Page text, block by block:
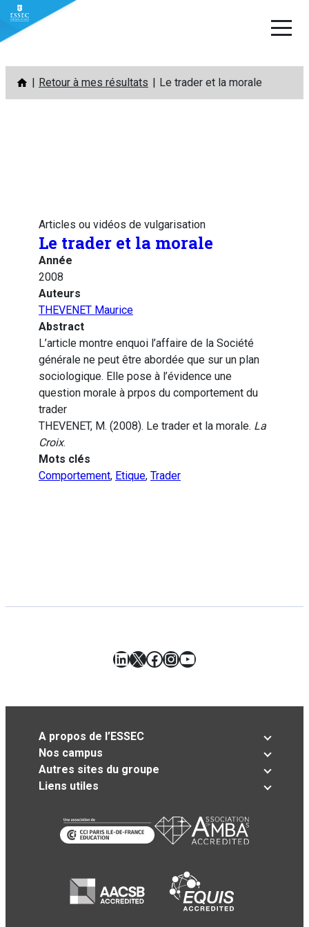
Aller
contenu
Retour à mes résultats Le trader et la morale
Articles ou vidéos de vulgarisation
Le trader et la morale
Année
2008
Auteurs
THEVENET Maurice
Abstract
L’article montre enquoi l’affaire de la Société
générale ne peut être abordée que sur un plan
sociologique. Elle pose à l’évidence une
question morale à prpos du comportement du
trader
THEVENET, M. (2008). Le trader et la morale. La
Croix.
Mots clés
Comportement, Etique, Trader
LinkedIn
X Facebook
Instagram
YouTube
A propos de l’ESSEC
Nos campus
Autres sites du groupe
Liens utiles